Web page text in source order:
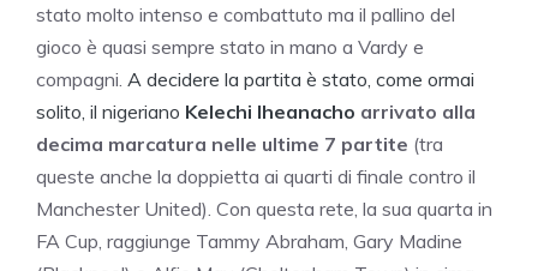
stato molto intenso e combattuto ma il pallino del
gioco è quasi sempre stato in mano a Vardy e
compagni. A decidere la partita è stato, come ormai
solito, il nigeriano Kelechi Iheanacho arrivato alla
decima marcatura nelle ultime 7 partite (tra
queste anche la doppietta ai quarti di finale contro il
Manchester United). Con questa rete, la sua quarta in
FA Cup, raggiunge Tammy Abraham, Gary Madine